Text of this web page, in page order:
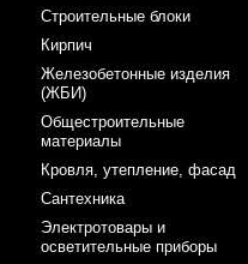
Строительные блоки
Кирпич
Железобетонные изделия
(ЖБИ)
Общестроительные
материалы
Кровля, утепление, фасад
Сантехника
Электротовары и
осветительные приборы